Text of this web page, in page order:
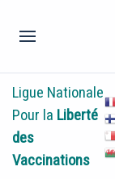
Ligue Nationale
Pour la Liberté
des
Vaccinations